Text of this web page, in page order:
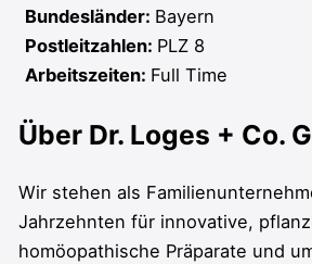
Bundesländer: Bayern
Postleitzahlen: PLZ 8
Arbeitszeiten: Full Time
Über Dr. Loges + Co.
Wir stehen als
Jahrzehnten für innovative,
homöopathische Präparate und